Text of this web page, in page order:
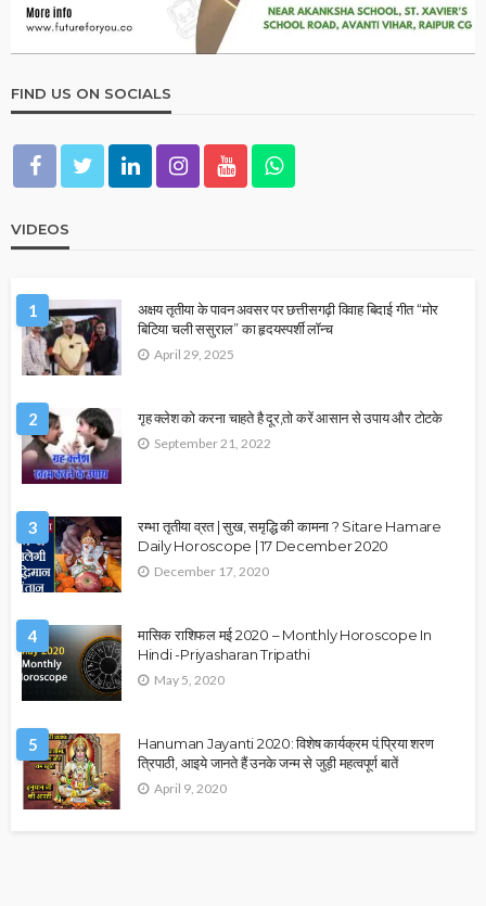
FIND US ON SOCIALS
VIDEOS
1
अक्षय तृतीया के पावन अवसर पर छत्तीसगढ़ी विवाह बिदाई गीत “मोर
बिटिया चली ससुराल” का हृदयस्पर्शी लॉन्च
April 29, 2025
2 गृह क्लेश को करना चाहते है दूर,तो करें आसान से उपाय और टोटके
September 21, 2022
3
रम्भा तृतीया व्रत | सुख, समृद्धि की कामना ? Sitare Hamare
Daily Horoscope | 17 December 2020
December 17, 2020
4
मासिक राशिफल मई 2020 – Monthly Horoscope In
Hindi -Priyasharan Tripathi
May 5, 2020
5
Hanuman Jayanti 2020: विशेष कार्यक्रम पं.प्रिया शरण
त्रिपाठी, आइये जानते हैं उनके जन्म से जुड़ी महत्वपूर्ण बातें
April 9, 2020